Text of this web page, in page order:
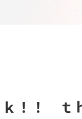
ｋ！！ ｔ